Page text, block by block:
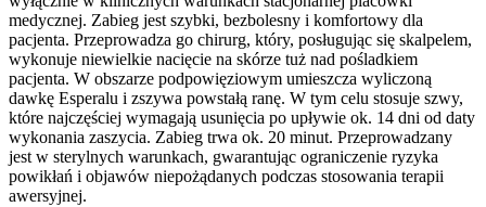
medycznej. Zabieg jest szybki, bezbolesny i komfortowy dla
pacjenta. Przeprowadza go chirurg, który, posługując się skalpelem,
wykonuje niewielkie nacięcie na skórze tuż nad pośladkiem
pacjenta. W obszarze podpowięziowym umieszcza wyliczoną
dawkę Esperalu i zszywa powstałą ranę. W tym celu stosuje szwy,
które najczęściej wymagają usunięcia po upływie ok. 14 dni od daty
wykonania zaszycia. Zabieg trwa ok. 20 minut. Przeprowadzany
jest w sterylnych warunkach, gwarantując ograniczenie ryzyka
powikłań i objawów niepożądanych podczas stosowania terapii
awersyjnej.